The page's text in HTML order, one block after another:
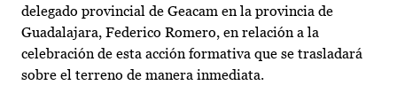
delegado provincial de Geacam en la provincia de
Guadalajara, Federico Romero, en relación a la
celebración de esta acción formativa que se trasladará
sobre el terreno de manera inmediata.